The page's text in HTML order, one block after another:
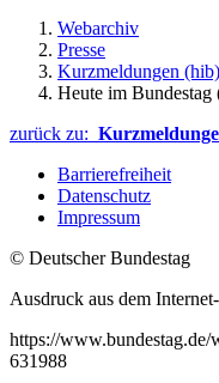
Webarchiv
Presse
Kurzmeldungen (hib)
Heute im Bundestag
zurück zu:
Barrierefreiheit
Datenschutz
Impressum
© Deutscher Bundestag
Ausdruck aus dem
https://www.bundestag.de/
631988